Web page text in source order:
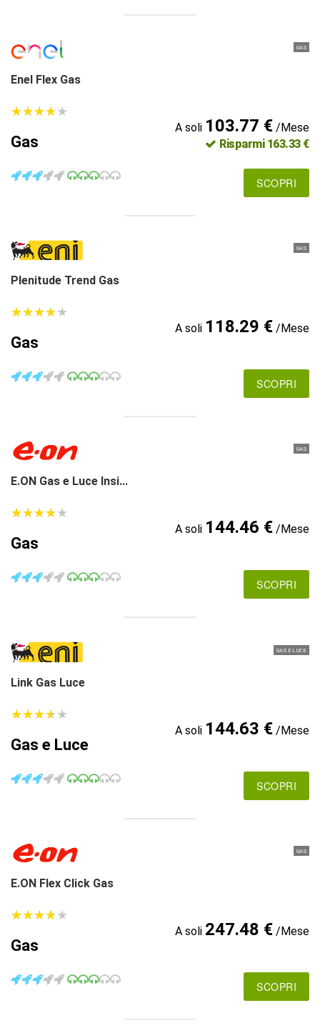
GAS
Enel Flex Gas
★★★★★
★★★★★
Gas
A soli 103.77 €/Mese
Risparmi 163.33 €
SCOPRI
GAS
Plenitude Trend Gas
★★★★★
★★★★★
Gas
A soli 118.29 €/Mese
SCOPRI
GAS
E.ON Gas e Luce Insi...
★★★★★
★★★★★
Gas
A soli 144.46 €/Mese
SCOPRI
GAS E LUCE
Link Gas Luce
★★★★★
★★★★★
Gas e Luce
A soli 144.63 €/Mese
SCOPRI
GAS
E.ON Flex Click Gas
★★★★★
★★★★★
Gas
A soli 247.48 €/Mese
SCOPRI